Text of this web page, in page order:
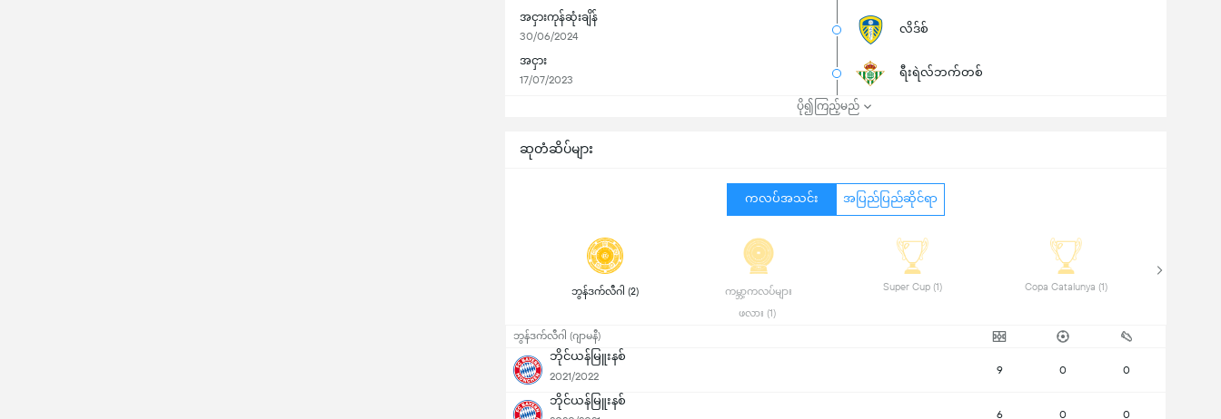
အငှားကုန်ဆုံးချိန်
30/06/2024
လိဒ်စ်
အငှား
17/07/2023
ရီးရဲလ်ဘက်တစ်
ပို၍ကြည့်မည်
ဆုတံဆိပ်များ
ကလပ်အသင်း အပြည်ပြည်ဆိုင်ရာ
ကမ္ဘာ့ကလပ်များ
ဘွန်ဒက်လီဂါ (ဂျာမနီ)
ဘိုင်ယန်မြူးနစ်
2021/2022 9 0 0
ဘိုင်ယန်မြူးနစ်
6 0 0